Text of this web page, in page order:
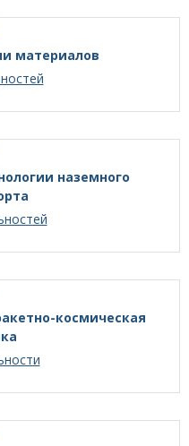
материалов
наземного
космическая